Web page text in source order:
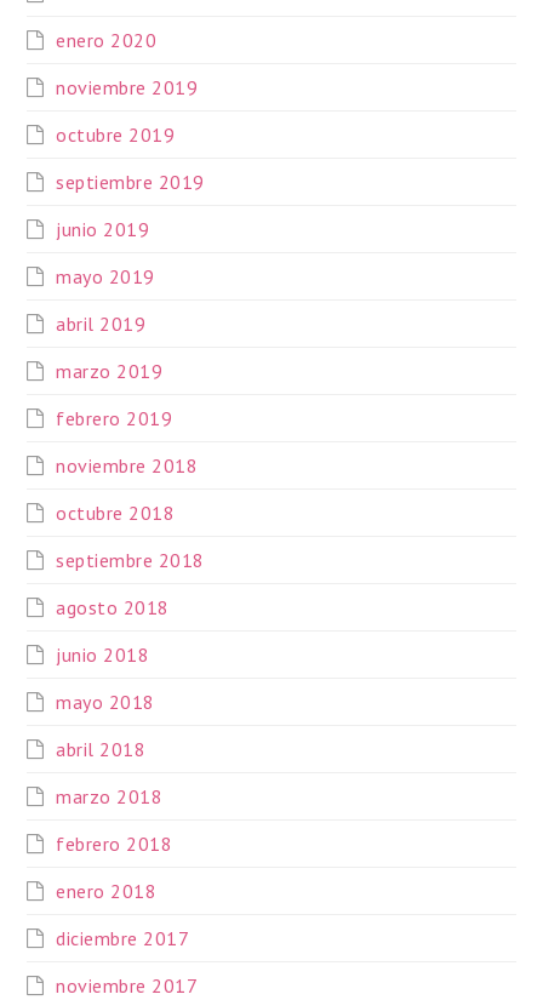
enero 2020
noviembre 2019
octubre 2019
septiembre 2019
junio 2019
mayo 2019
abril 2019
marzo 2019
febrero 2019
noviembre 2018
octubre 2018
septiembre 2018
agosto 2018
junio 2018
mayo 2018
abril 2018
marzo 2018
febrero 2018
enero 2018
diciembre 2017
noviembre 2017